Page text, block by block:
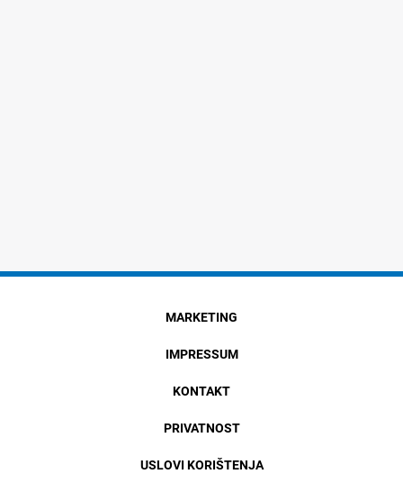
MARKETING
IMPRESSUM
KONTAKT
PRIVATNOST
USLOVI KORIŠTENJA